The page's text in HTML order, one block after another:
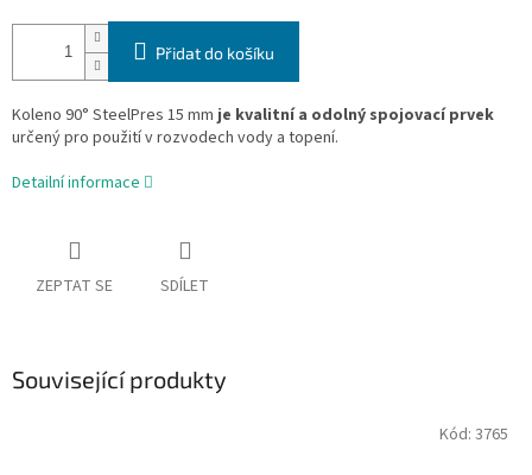
Přidat do košíku
Koleno 90° SteelPres 15 mmje kvalitní a odolný spojovací prvek
určený pro použití v rozvodech vody a topení.
Detailní informace
ZEPTAT SE SDÍLET
Související produkty
Kód: 3765